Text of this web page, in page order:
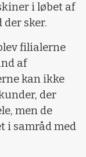
i løbet af
der sker.
filialerne
af
kan ikke
der
men de
i samråd med